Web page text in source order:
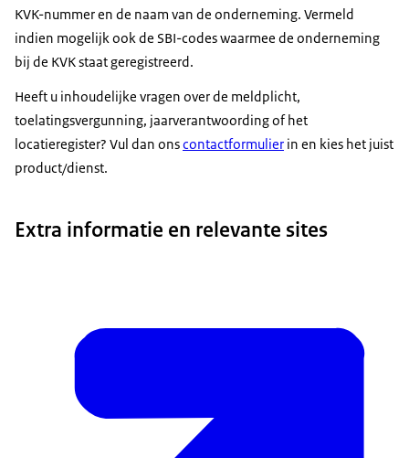
KVK-nummer en de naam van de onderneming. Vermeld
indien mogelijk ook de SBI-codes waarmee de onderneming
bij de KVK staat geregistreerd.
Heeft u inhoudelijke vragen over de meldplicht,
toelatingsvergunning, jaarverantwoording of het
locatieregister? Vul dan onscontactformulier in en kies het juist
product/dienst.
Extra informatie en relevante sites